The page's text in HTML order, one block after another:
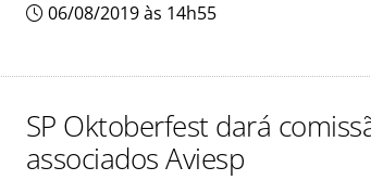
06/08/2019 às 14h55
SP Oktoberfest dará
associados Aviesp